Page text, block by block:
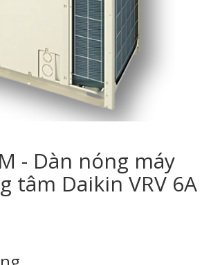
- Dàn nóng máy
tâm Daikin VRV 6A